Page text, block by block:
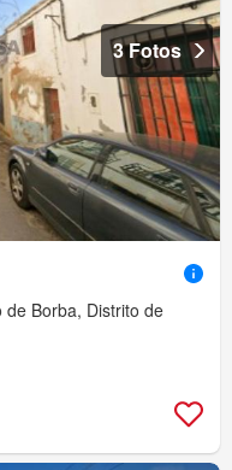
3 Fotos
Borba, Distrito de